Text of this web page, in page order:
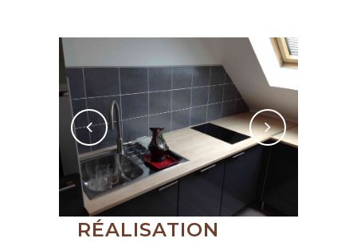
RÉALISATION